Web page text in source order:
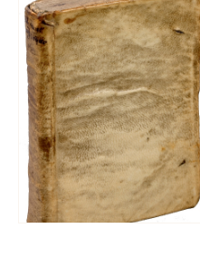
pieuses
folies
par
Giacomo
Carlo
Rabelli.
Dédié
République
Française,
par
l’Auteur.